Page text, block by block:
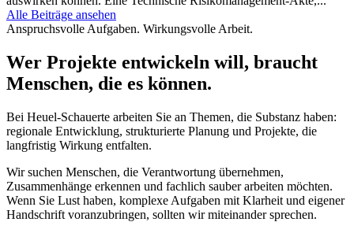
Alle Beiträge ansehen
Anspruchsvolle Aufgaben. Wirkungsvolle Arbeit.
Wer Projekte entwickeln will, braucht
Menschen, die es können.
Bei Heuel-Schauerte arbeiten Sie an Themen, die Substanz haben:
regionale Entwicklung, strukturierte Planung und Projekte, die
langfristig Wirkung entfalten.
Wir suchen Menschen, die Verantwortung übernehmen,
Zusammenhänge erkennen und fachlich sauber arbeiten möchten.
Wenn Sie Lust haben, komplexe Aufgaben mit Klarheit und eigener
Handschrift voranzubringen, sollten wir miteinander sprechen.